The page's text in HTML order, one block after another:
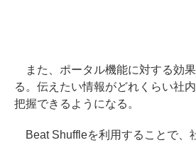
また、ポータル機能に対する効
る。伝えたい情報がどれくらい社
把握できるようになる。
Beat Shuffleを利用することで、